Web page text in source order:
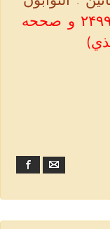
(رواه الترمذي في سننه رقم ۲۴۹۹ و صححه
Facebook